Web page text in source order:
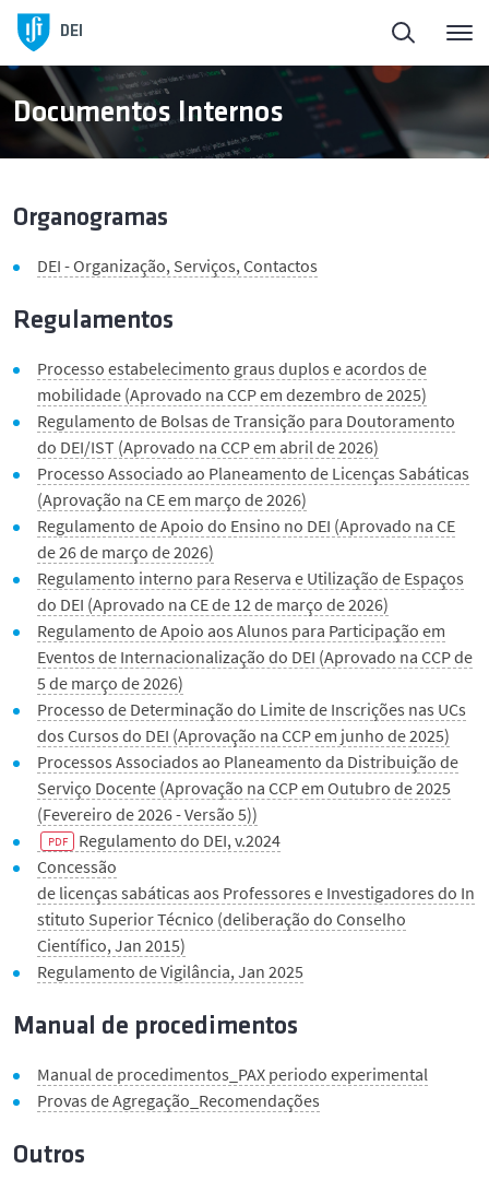
DEI
Documentos Internos
Organogramas
DEI - Organização, Serviços, Contactos
Regulamentos
Processo estabelecimento graus duplos e acordos de
mobilidade (Aprovado na CCP em dezembro de 2025)
Regulamento de Bolsas de Transição para Doutoramento
do DEI/IST (Aprovado na CCP em abril de 2026)
Processo Associado ao Planeamento de Licenças Sabáticas
(Aprovação na CE em março de 2026)
Regulamento de Apoio do Ensino no DEI (Aprovado na CE
de 26 de março de 2026)
Regulamento interno para Reserva e Utilização de Espaços
do DEI (Aprovado na CE de 12 de março de 2026)
Regulamento de Apoio aos Alunos para Participação em
Eventos de Internacionalização do DEI (Aprovado na CCP de
5 de março de 2026)
Processo de Determinação do Limite de Inscrições nas UCs
dos Cursos do DEI (Aprovação na CCP em junho de 2025)
Processos Associados ao Planeamento da Distribuição de
Serviço Docente (Aprovação na CCP em Outubro de 2025
(Fevereiro de 2026 - Versão 5))
Regulamento do DEI, v.2024
Concessão
de licenças sabáticas aos Professores e Investigadores do In
stituto Superior Técnico (deliberação do Conselho
Científico, Jan 2015)
Regulamento de Vigilância, Jan 2025
Manual de procedimentos
Manual de procedimentos_PAX periodo experimental
Provas de Agregação_Recomendações
Outros